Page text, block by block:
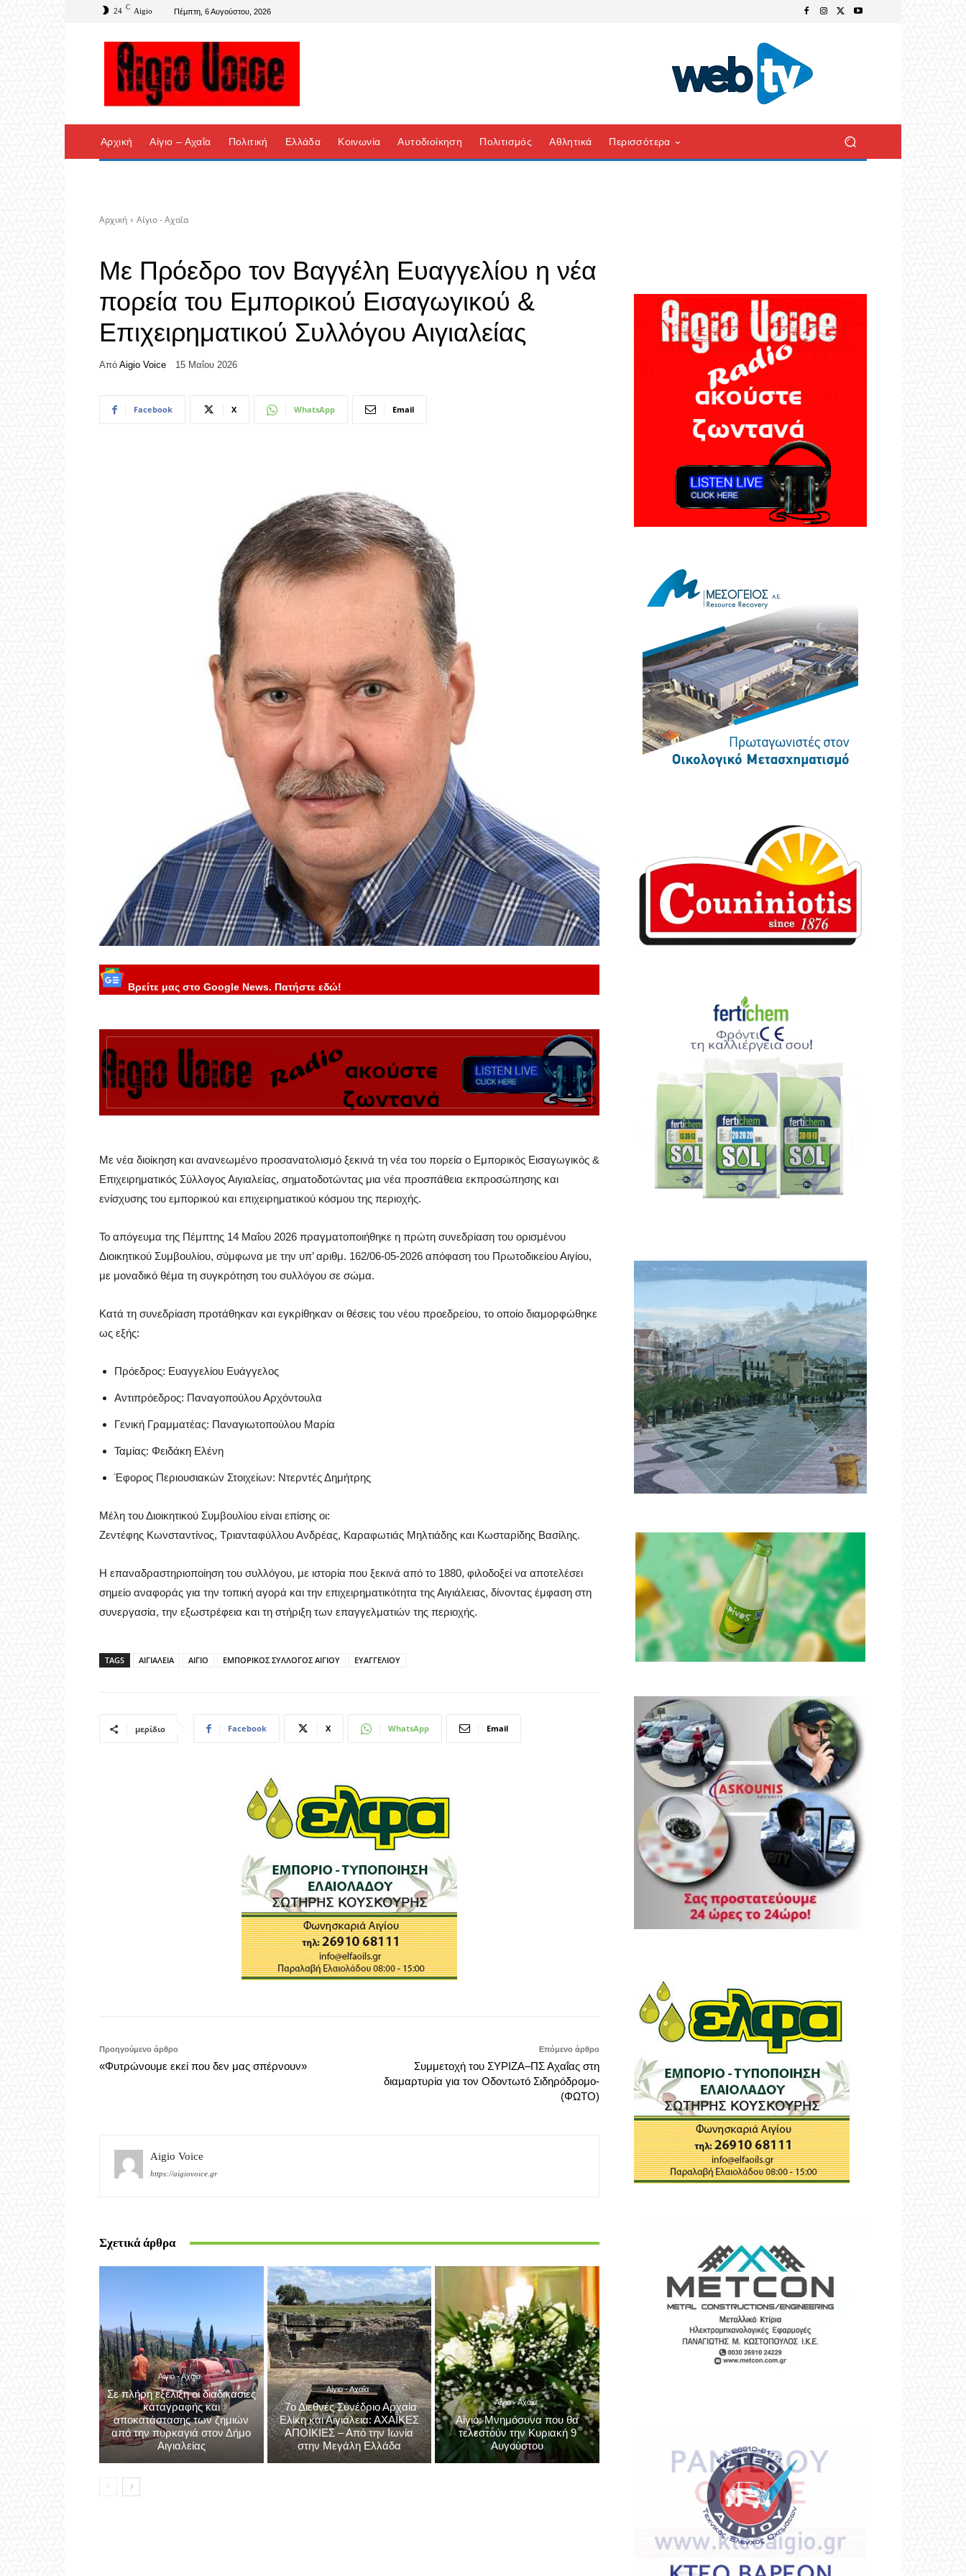
24 C Aigio Πέμπτη, 6 Αυγούστου, 2026
Αρχική Αίγιο – Αχαΐα Πολιτική Ελλάδα Κοινωνία Αυτοδιοίκηση Πολιτισμός Αθλητικά Περισσότερα
Αρχική Αίγιο - Αχαΐα
Με Πρόεδρο τον Βαγγέλη Ευαγγελίου η νέα
πορεία του Εμπορικού Εισαγωγικού &
Επιχειρηματικού Συλλόγου Αιγιαλείας
Από Aigio Voice 15 Μαΐου 2026
Facebook X WhatsApp Email
Βρείτε μας στο Google News. Πατήστε εδώ!
Με νέα διοίκηση και ανανεωμένο προσανατολισμό ξεκινά τη νέα του πορεία ο Εμπορικός Εισαγωγικός &
Επιχειρηματικός Σύλλογος Αιγιαλείας, σηματοδοτώντας μια νέα προσπάθεια εκπροσώπησης και
ενίσχυσης του εμπορικού και επιχειρηματικού κόσμου της περιοχής.
Το απόγευμα της Πέμπτης 14 Μαΐου 2026 πραγματοποιήθηκε η πρώτη συνεδρίαση του ορισμένου
Διοικητικού Συμβουλίου, σύμφωνα με την υπ’ αριθμ. 162/06-05-2026 απόφαση του Πρωτοδικείου Αιγίου,
με μοναδικό θέμα τη συγκρότηση του συλλόγου σε σώμα.
Κατά τη συνεδρίαση προτάθηκαν και εγκρίθηκαν οι θέσεις του νέου προεδρείου, το οποίο διαμορφώθηκε
ως εξής:
Πρόεδρος: Ευαγγελίου Ευάγγελος
Αντιπρόεδρος: Παναγοπούλου Αρχόντουλα
Γενική Γραμματέας: Παναγιωτοπούλου Μαρία
Ταμίας: Φειδάκη Ελένη
Έφορος Περιουσιακών Στοιχείων: Ντερντές Δημήτρης
Μέλη του Διοικητικού Συμβουλίου είναι επίσης οι:
Ζεντέφης Κωνσταντίνος, Τριανταφύλλου Ανδρέας, Καραφωτιάς Μηλτιάδης και Κωσταρίδης Βασίλης.
Η επαναδραστηριοποίηση του συλλόγου, με ιστορία που ξεκινά από το 1880, φιλοδοξεί να αποτελέσει
σημείο αναφοράς για την τοπική αγορά και την επιχειρηματικότητα της Αιγιάλειας, δίνοντας έμφαση στη
συνεργασία, την εξωστρέφεια και τη στήριξη των επαγγελματιών της περιοχής.
TAGS ΑΙΓΙΑΛΕΙΑ ΑΙΓΙΟ ΕΜΠΟΡΙΚΟΣ ΣΥΛΛΟΓΟΣ ΑΙΓΙΟΥ ΕΥΑΓΓΕΛΙΟΥ
μερίδιο Facebook X WhatsApp Email
Προηγούμενο άρθρο
«Φυτρώνουμε εκεί που δεν μας σπέρνουν»
Επόμενο άρθρο
Συμμετοχή του ΣΥΡΙΖΑ–ΠΣ Αχαΐας στη
διαμαρτυρία για τον Οδοντωτό Σιδηρόδρομο-
(ΦΩΤΟ)
Aigio Voice
https://aigiovoice.gr
Σχετικά άρθρα
Αίγιο - Αχαΐα
Σε πλήρη εξέλιξη οι διαδικασίες
καταγραφής και
αποκατάστασης των ζημιών
από την πυρκαγιά στον Δήμο
Αιγιαλείας
Αίγιο - Αχαΐα
7ο Διεθνές Συνέδριο Αρχαία
Ελίκη και Αιγιάλεια: ΑΧΑΪΚΕΣ
ΑΠΟΙΚΙΕΣ – Από την Ιωνία
στην Μεγάλη Ελλάδα
Αίγιο - Αχαΐα
Αίγιο: Μνημόσυνα που θα
τελεστούν την Κυριακή 9
Αυγούστου